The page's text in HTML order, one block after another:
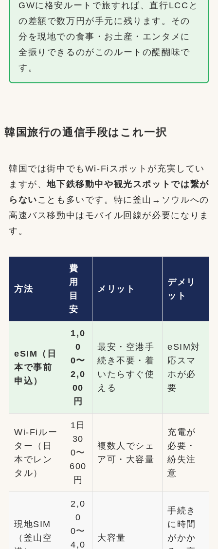
GWに格安ルートで旅すれば、直行LCCと
の差額で数万円が手元に残ります。その
分を現地での食事・お土産・エンタメに
全振りできるのがこのルートの醍醐味で
す。
韓国旅行の通信手段はこれ一択
韓国では街中でもWi-Fiスポットが充実してい
ますが、地下鉄移動中や観光スポットでは繋が
らない ことも多いです。特に釜山→ソウルへの
高速バス移動中はモバイル回線が必要になりま
す。
方法
費
用
目
安
メリット
デメリ
ット
eSIM（日
本で事前
申込）
1,0
0
0〜
2,0
00
円
最安・空港手
続き不要・着
いたらすぐ使
える
eSIM対
応スマ
ホが必
要
Wi-Fiルー
ター（日
本でレン
タル）
1日
30
0〜
600
円
複数人でシェ
ア可・大容量
充電が
必要・
紛失注
意
現地SIM
（釜山空
2,0
0
0〜
4,0
大容量
手続き
に時間
がかか